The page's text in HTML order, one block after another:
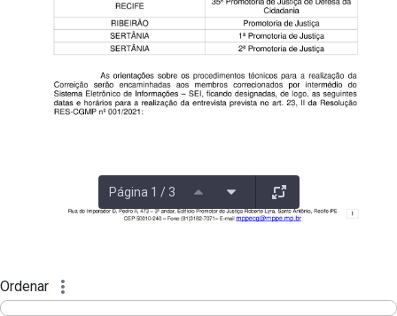
Página 1 / 3
Ordenar